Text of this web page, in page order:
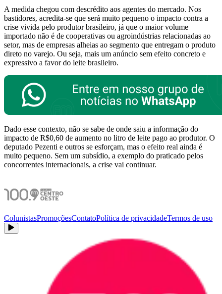
A medida chegou com descrédito aos agentes do mercado. Nos
bastidores, acredita-se que será muito pequeno o impacto contra a
crise vivida pelo produtor brasileiro, já que o maior volume
importado não é de cooperativas ou agroindústrias relacionadas ao
setor, mas de empresas alheias ao segmento que entregam o produto
direto no varejo. Ou seja, mais um anúncio sem efeito concreto e
expressivo a favor do leite brasileiro.
Dado esse contexto, não se sabe de onde saiu a informação do
impacto de R$0,60 de aumento no litro de leite pago ao produtor. O
deputado Pezenti e outros se esforçam, mas o efeito real ainda é
muito pequeno. Sem um subsídio, a exemplo do praticado pelos
concorrentes internacionais, a crise vai continuar.
ColunistasPromoçõesContatoPolítica de privacidadeTermos de uso